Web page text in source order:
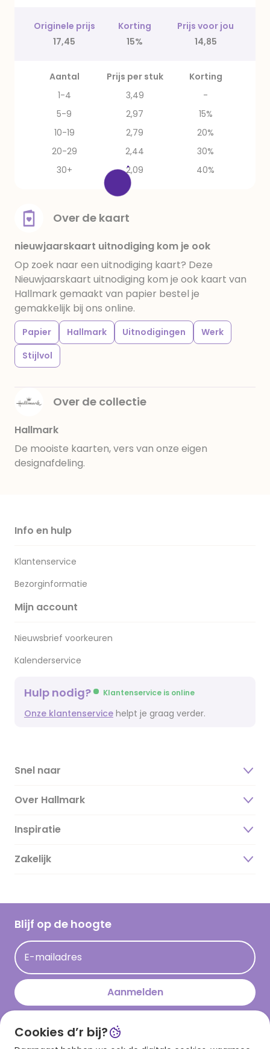
Originele prijs Korting
Prijs voor jou
17,45
15% 14,85
Aantal Prijs per stuk
Korting
1-4
3,49
-
5-9
2,97
15%
10-19
2,79
20%
20-29
2,44
30%
30+
2,09 40%
Over de kaart
nieuwjaarskaart uitnodiging kom je ook
Op zoek naar een uitnodiging kaart? Deze
Nieuwjaarskaart uitnodiging kom je ook kaart van
Hallmark gemaakt van papier bestel je
gemakkelijk bij ons online.
Papier Hallmark Uitnodigingen
Werk
Stijlvol
Over de collectie
Hallmark
De mooiste kaarten, vers van onze eigen
designafdeling.
Info en hulp
Klantenservice
Bezorginformatie
Mijn account
Nieuwsbrief voorkeuren
Kalenderservice
Hulp nodig? Klantenservice is online
Onze klantenservice helpt je graag verder.
Snel naar
Over Hallmark
Over ons
Duurzaamheid
Hallmark Kaartclub
Acties
Persberichten
Hallmark en Kinderpostzegels
Inspiratie
Magazine
Cadeau inspiratie
Kaartinspiratie
Zakelijk
Blijf op de hoogte
E-mailadres
Aanmelden
Download onze app
Cookies d’r bij?